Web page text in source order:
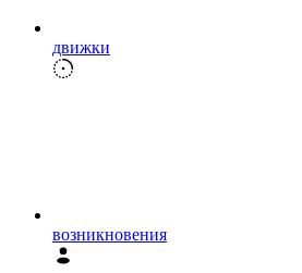
движки
возникновения